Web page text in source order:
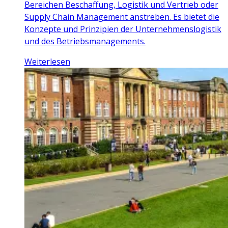
Bereichen Beschaffung, Logistik und Vertrieb oder
Supply Chain Management anstreben. Es bietet die
Konzepte und Prinzipien der Unternehmenslogistik
und des Betriebsmanagements.
Weiterlesen